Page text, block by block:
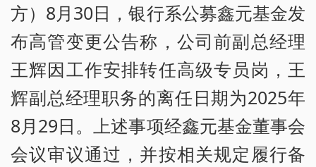
方）8月30日，银行系公募鑫元基金发
布高管变更公告称，公司前副总经理
王辉因工作安排转任高级专员岗，王
辉副总经理职务的离任日期为2025年
8月29日。上述事项经鑫元基金董事会
会议审议通过，并按相关规定履行备